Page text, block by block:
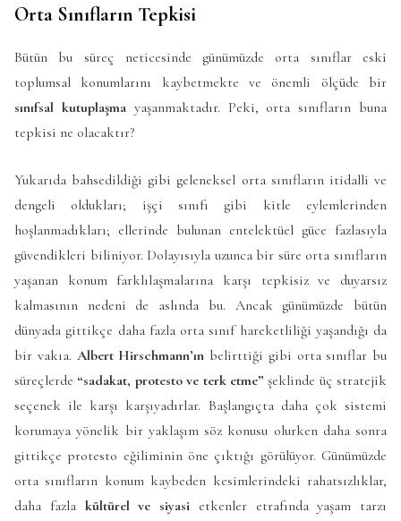
Orta Sınıfların Tepkisi
Bütün bu süreç neticesinde günümüzde orta sınıflar eski
toplumsal konumlarını kaybetmekte ve önemli ölçüde bir
sınıfsal kutuplaşmayaşanmaktadır. Peki, orta sınıfların buna
tepkisi ne olacaktır?
Yukarıda bahsedildiği gibi geleneksel orta sınıfların itidalli ve
dengeli oldukları; işçi sınıfı gibi kitle eylemlerinden
hoşlanmadıkları; ellerinde bulunan entelektüel güce fazlasıyla
güvendikleri biliniyor. Dolayısıyla uzunca bir süre orta sınıfların
yaşanan konum farklılaşmalarına karşı tepkisiz ve duyarsız
kalmasının nedeni de aslında bu. Ancak günümüzde bütün
dünyada gittikçe daha fazla orta sınıf hareketliliği yaşandığı da
bir vakıa. Albert Hirschmann’ın belirttiği gibi orta sınıflar bu
süreçlerde “sadakat, protesto ve terk etme” şeklinde üç stratejik
seçenek ile karşı karşıyadırlar. Başlangıçta daha çok sistemi
korumaya yönelik bir yaklaşım söz konusu olurken daha sonra
gittikçe protesto eğiliminin öne çıktığı görülüyor. Günümüzde
orta sınıfların konum kaybeden kesimlerindeki rahatsızlıklar,
daha fazla kültürel ve siyasi etkenler etrafında yaşam tarzı